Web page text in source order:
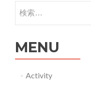
イ
検索:
MENU
Activity